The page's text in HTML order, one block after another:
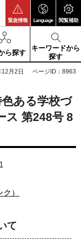
緊急情報 Language 閲覧補助
ら探す
キーワードから
探す
月2日 ページID：8963
ある学校づ
ス 第248号 8
）
て